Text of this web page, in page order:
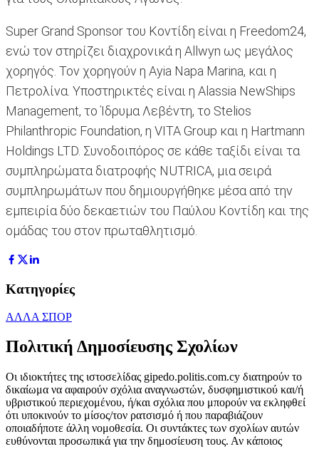
Super Grand Sponsor του Κοντίδη είναι η Freedom24,
ενώ τον στηρίζει διαχρονικά η Allwyn ως μεγάλος
χορηγός. Τον χορηγούν η Ayia Napa Marina, και η
Πετρολίνα. Υποστηρικτές είναι η Alassia NewShips
Management, το Ίδρυμα Λεβέντη, το Stelios
Philanthropic Foundation, η VITA Group και η Hartmann
Holdings LTD. Συνοδοιπόρος σε κάθε ταξίδι είναι τα
συμπληρώματα διατροφής NUTRICA, μια σειρά
συμπληρωμάτων που δημιουργήθηκε μέσα από την
εμπειρία δύο δεκαετιών του Παύλου Κοντίδη και της
ομάδας του στον πρωταθλητισμό.
Κατηγορίες
ΑΛΛΑ ΣΠΟΡ
Πολιτική Δημοσίευσης Σχολίων
Οι ιδιοκτήτες της ιστοσελίδας gipedo.politis.com.cy διατηρούν το
δικαίωμα να αφαιρούν σχόλια αναγνωστών, δυσφημιστικού και/ή
υβριστικού περιεχομένου, ή/και σχόλια που μπορούν να εκληφθεί
ότι υποκινούν το μίσος/τον ρατσισμό ή που παραβιάζουν
οποιαδήποτε άλλη νομοθεσία. Οι συντάκτες των σχολίων αυτών
ευθύνονται προσωπικά για την δημοσίευση τους. Αν κάποιος